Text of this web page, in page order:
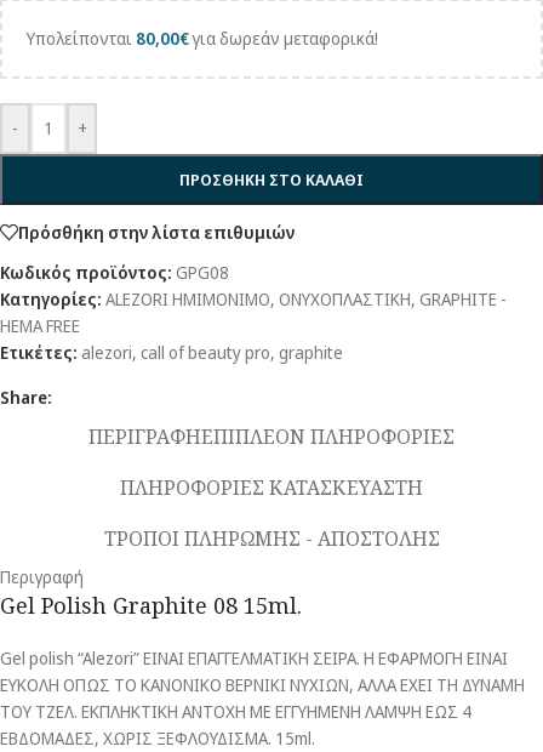
Υπολείπονται 80,00€για δωρεάν μεταφορικά!
- +
ΠΡΟΣΘΗΚΗ ΣΤΟ ΚΑΛΑΘΙ
Πρόσθήκη στην λίστα επιθυμιών
Κωδικός προϊόντος: GPG08
Κατηγορίες: ALEZORI ΗΜΙΜΟΝΙΜΟ, ΟΝΥΧΟΠΛΑΣΤΙΚΗ, GRAPHITE -
HEMA FREE
Ετικέτες: alezori, call of beauty pro, graphite
Share:
ΠΕΡΙΓΡΑΦΗΕΠΙΠΛΕΟΝ ΠΛΗΡΟΦΟΡΙΕΣ
ΠΛΗΡΟΦΟΡΙΕΣ ΚΑΤΑΣΚΕΥΑΣΤΗ
ΤΡΟΠΟΙ ΠΛΗΡΩΜΗΣ - ΑΠΟΣΤΟΛΗΣ
Περιγραφή
Gel Polish Graphite 08 15ml.
Gel polish “Alezori” ΕΙΝΑΙ ΕΠΑΓΓΕΛΜΑΤΙΚΗ ΣΕΙΡΑ. Η ΕΦΑΡΜΟΓΗ ΕΙΝΑΙ
ΕΥΚΟΛΗ ΟΠΩΣ ΤΟ ΚΑΝΟΝΙΚΟ ΒΕΡΝΙΚΙ ΝΥΧΙΩΝ, ΑΛΛΑ ΕΧΕΙ ΤΗ ΔΥΝΑΜΗ
ΤΟΥ ΤΖΕΛ. ΕΚΠΛΗΚΤΙΚΗ ΑΝΤΟΧΗ ΜΕ ΕΓΓΥΗΜΕΝΗ ΛΑΜΨΗ ΕΩΣ 4
ΕΒΔΟΜΑΔΕΣ, ΧΩΡΙΣ ΞΕΦΛΟΥΔΙΣΜΑ. 15ml.